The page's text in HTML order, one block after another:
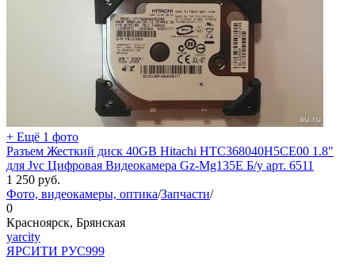
+ Ещё 1 фото
Разъем Жесткий диск 40GB Hitachi HTC368040H5CE00 1.8"
для Jvc Цифровая Видеокамера Gz-Mg135E Б/у арт. 6511
1 250 руб.
Фото, видеокамеры, оптика/Запчасти/
0
Красноярск, Брянская
yarcity
ЯРСИТИ РУС999